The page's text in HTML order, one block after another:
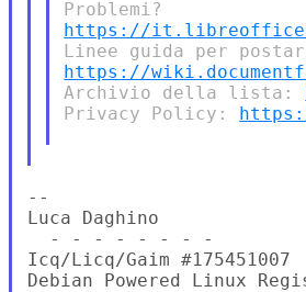
https://
https://
Archivio della lista:
Privacy Policy:
--
Luca Daghino
  - - - - - - - -
Icq/Licq/Gaim #175451007
Debian Powered Linux